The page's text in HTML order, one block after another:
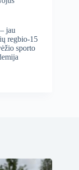
jau
regbio-15
sporto